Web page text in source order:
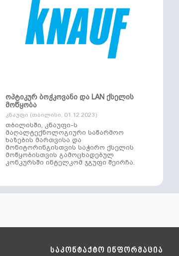
ოპტიკურ ბოჭკოვანი და LAN ქსელის
მოწყობა
კნაუფი (თბილისი, 01.12.2023)
თბილისში, კნაუფი-ს
მაღალტექნოლოგიური საწარმოო
ხაზების მართვისა და
მონიტორინგისთვის საჭირო ქსელის
მოწყობისთვის გამოცხადებულ
კონკურსში ინტელკომ ჯგუფი შეირჩა.
საკონტაქტო ინფორმაცია